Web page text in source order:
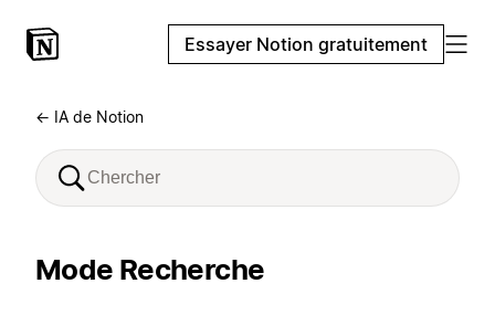
Essayer Notion gratuitement
← IA de Notion
Mode Recherche